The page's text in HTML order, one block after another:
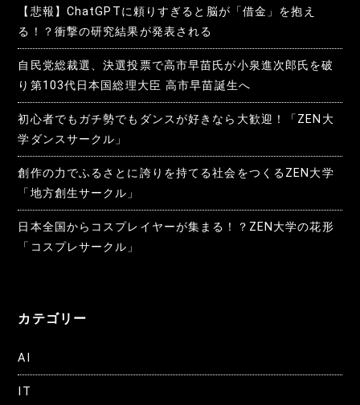
【悲報】ChatGPTに頼りすぎると脳が「借金」を抱え
る！？衝撃の研究結果が発表される
自民党総裁選、決選投票で高市早苗氏が小泉進次郎氏を破
り第103代日本国総理大臣 高市早苗誕生へ
初心者でもガチ勢でもダンスが好きなら大歓迎！「ZEN大
学ダンスサークル」
創作の力でふるさとに誇りを持てる社会をつくるZEN大学
「地方創生サークル」
日本全国からコスプレイヤーが集まる！？ZEN大学の花形
「コスプレサークル」
カテゴリー
AI
IT